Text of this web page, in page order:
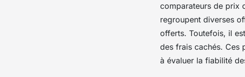
comparateurs de prix
regroupent diverses
offerts. Toutefois, il
des frais cachés. Ces
à évaluer la fiabilité